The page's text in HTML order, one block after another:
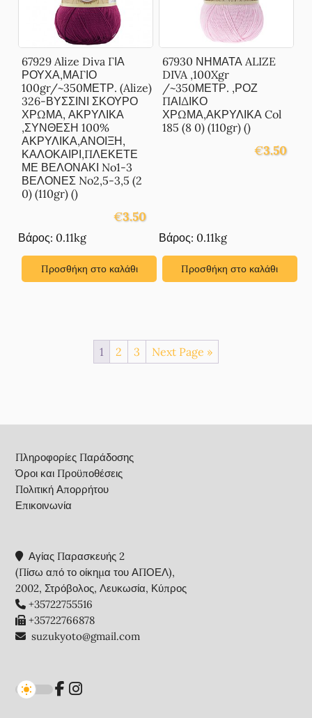
67929 Alize Diva ΓΙΑ
ΡΟΥΧΑ,ΜΑΓΙΟ
100gr/~350ΜΕΤΡ. (Alize)
326-ΒΥΣΣΙΝΙ ΣΚΟΥΡΟ
ΧΡΩΜΑ, ΑΚΡΥΛΙΚΑ
,ΣΥΝΘΕΣΗ 100%
ΑΚΡΥΛΙΚΑ,ΑΝΟΙΞΗ,
ΚΑΛΟΚΑΙΡΙ,ΠΛΕΚΕΤΕ
ΜΕ ΒΕΛΟΝΑΚΙ No1-3
ΒΕΛΟΝΕΣ No2,5-3,5 (2
0) (110gr) ()
€3.50
Βάρος: 0.11kg
Προσθήκη στο καλάθι
67930 ΝΗΜΑΤΑ ALIZE
DIVA ,100Xgr
/~350ΜΕΤΡ. ,ΡΟΖ
ΠΑΙΔΙΚΟ
ΧΡΩΜΑ,ΑΚΡΥΛΙΚΑ Col
185 (8 0) (110gr) ()
€3.50
Βάρος: 0.11kg
Προσθήκη στο καλάθι
1 2 3 Next Page »
Πληροφορίες Παράδοσης
Όροι και Προϋποθέσεις
Πολιτική Απορρήτου
Επικοινωνία
Αγίας Παρασκευής 2
(Πίσω από το οίκημα του ΑΠΟΕΛ),
2002, Στρόβολος, Λευκωσία, Κύπρος
+35722755516
+35722766878
suzukyoto@gmail.com